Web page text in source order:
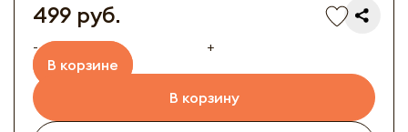
499 руб.
-
+
В корзине
В корзину